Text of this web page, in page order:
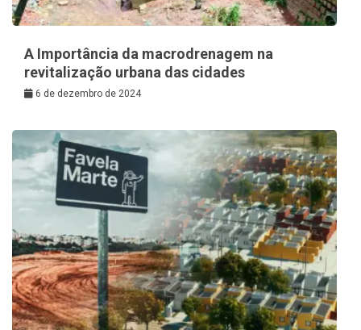
A Importância da macrodrenagem na
revitalização urbana das cidades
6 de dezembro de 2024